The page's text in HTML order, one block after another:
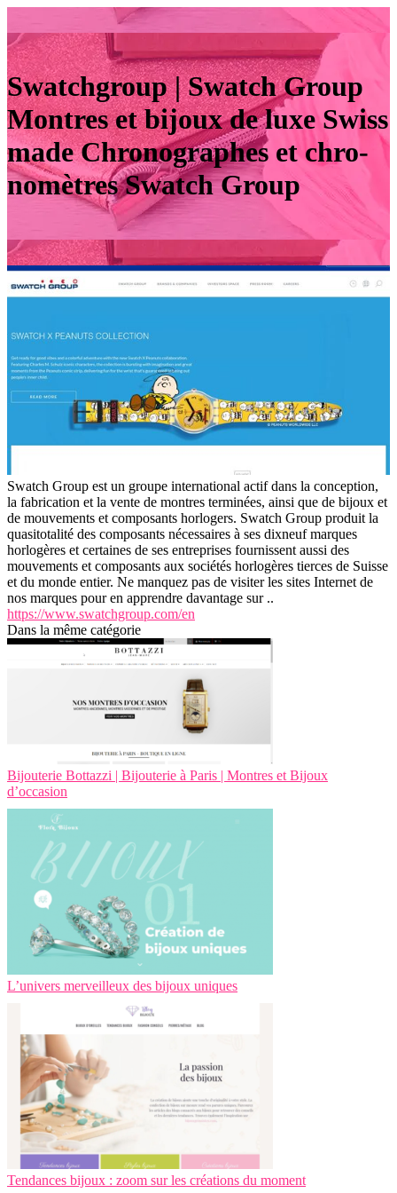
Swatchgroup | Swatch Group
Montres et bijoux de luxe Swiss
made Chro­nog­rap­hes et chro­
nomètres Swatch Group
Swatch Group est un groupe international actif dans la conception,
la fabrication et la vente de montres terminées, ainsi que de bijoux et
de mouvements et composants horlogers. Swatch Group produit la
quasitotalité des composants nécessaires à ses dixneuf marques
horlogères et certaines de ses entreprises fournissent aussi des
mouvements et composants aux sociétés horlogères tierces de Suisse
et du monde entier. Ne manquez pas de visiter les sites Internet de
nos marques pour en apprendre davantage sur ..
https://www.swatchgroup.com/en
Dans la même catégorie
Bijouterie Bottazzi | Bijouterie à Paris | Montres et Bijoux
d’occasion
L’univers merveilleux des bijoux uniques
Tendances bijoux : zoom sur les créations du moment